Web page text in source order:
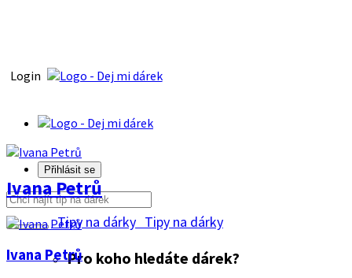
Login
Přihlásit se
Tipy na dárky Tipy na dárky
Pro koho hledáte dárek?
Ivana Petrů
Ivana Petrů